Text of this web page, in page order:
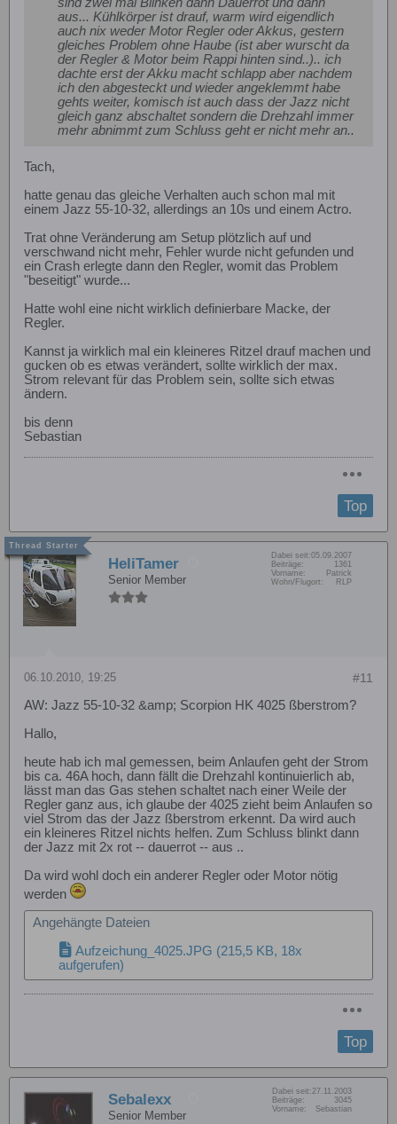
sind zwei mal Blinken dann Dauerrot und dann
aus... Kühlkörper ist drauf, warm wird eigendlich
auch nix weder Motor Regler oder Akkus, gestern
gleiches Problem ohne Haube (ist aber wurscht da
der Regler & Motor beim Rappi hinten sind..).. ich
dachte erst der Akku macht schlapp aber nachdem
ich den abgesteckt und wieder angeklemmt habe
gehts weiter, komisch ist auch dass der Jazz nicht
gleich ganz abschaltet sondern die Drehzahl immer
mehr abnimmt zum Schluss geht er nicht mehr an..
Tach,
hatte genau das gleiche Verhalten auch schon mal mit
einem Jazz 55-10-32, allerdings an 10s und einem Actro.
Trat ohne Veränderung am Setup plötzlich auf und
verschwand nicht mehr, Fehler wurde nicht gefunden und
ein Crash erlegte dann den Regler, womit das Problem
"beseitigt" wurde...
Hatte wohl eine nicht wirklich definierbare Macke, der
Regler.
Kannst ja wirklich mal ein kleineres Ritzel drauf machen und
gucken ob es etwas verändert, sollte wirklich der max.
Strom relevant für das Problem sein, sollte sich etwas
ändern.
bis denn
Sebastian
Top
HeliTamer
Senior Member
Dabei seit:05.09.2007
Beiträge:
1361
Vorname:
Patrick
Wohn/Flugort:
RLP
#11
06.10.2010, 19:25
AW: Jazz 55-10-32 &amp; Scorpion HK 4025 ßberstrom?
Hallo,
heute hab ich mal gemessen, beim Anlaufen geht der Strom
bis ca. 46A hoch, dann fällt die Drehzahl kontinuierlich ab,
lässt man das Gas stehen schaltet nach einer Weile der
Regler ganz aus, ich glaube der 4025 zieht beim Anlaufen so
viel Strom das der Jazz ßberstrom erkennt. Da wird auch
ein kleineres Ritzel nichts helfen. Zum Schluss blinkt dann
der Jazz mit 2x rot -- dauerrot -- aus ..
Da wird wohl doch ein anderer Regler oder Motor nötig
werden
Angehängte Dateien
Aufzeichung_4025.JPG (215,5 KB, 18x
aufgerufen)
Top
Sebalexx
Senior Member
Dabei seit:27.11.2003
Beiträge:
3045
Vorname:
Sebastian